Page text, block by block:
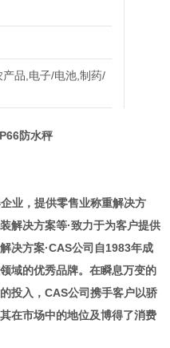
产品,电子/电池,制药/
防水秤
，提供零售业称重解决方
包装解决方案等·致力于为客户提供
决方案·CAS公司自1983年成
的优秀品牌。在瞬息万变的
入，CAS公司携手客户以骄
其在市场中的地位及博得了消费